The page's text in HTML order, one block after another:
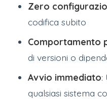
Zero
codifica subito
Comportamento
di versioni o
Avvio immediato:
qualsiasi sistema